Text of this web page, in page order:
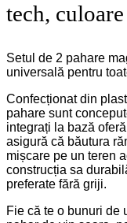
tech,
Setul de 2 pahare
universală pentru
Confecționat din
pahare sunt
integrați la bază
asigură că băutura
mișcare pe un teren
construcția sa
preferate fără griji.
Fie că te o bunuri de